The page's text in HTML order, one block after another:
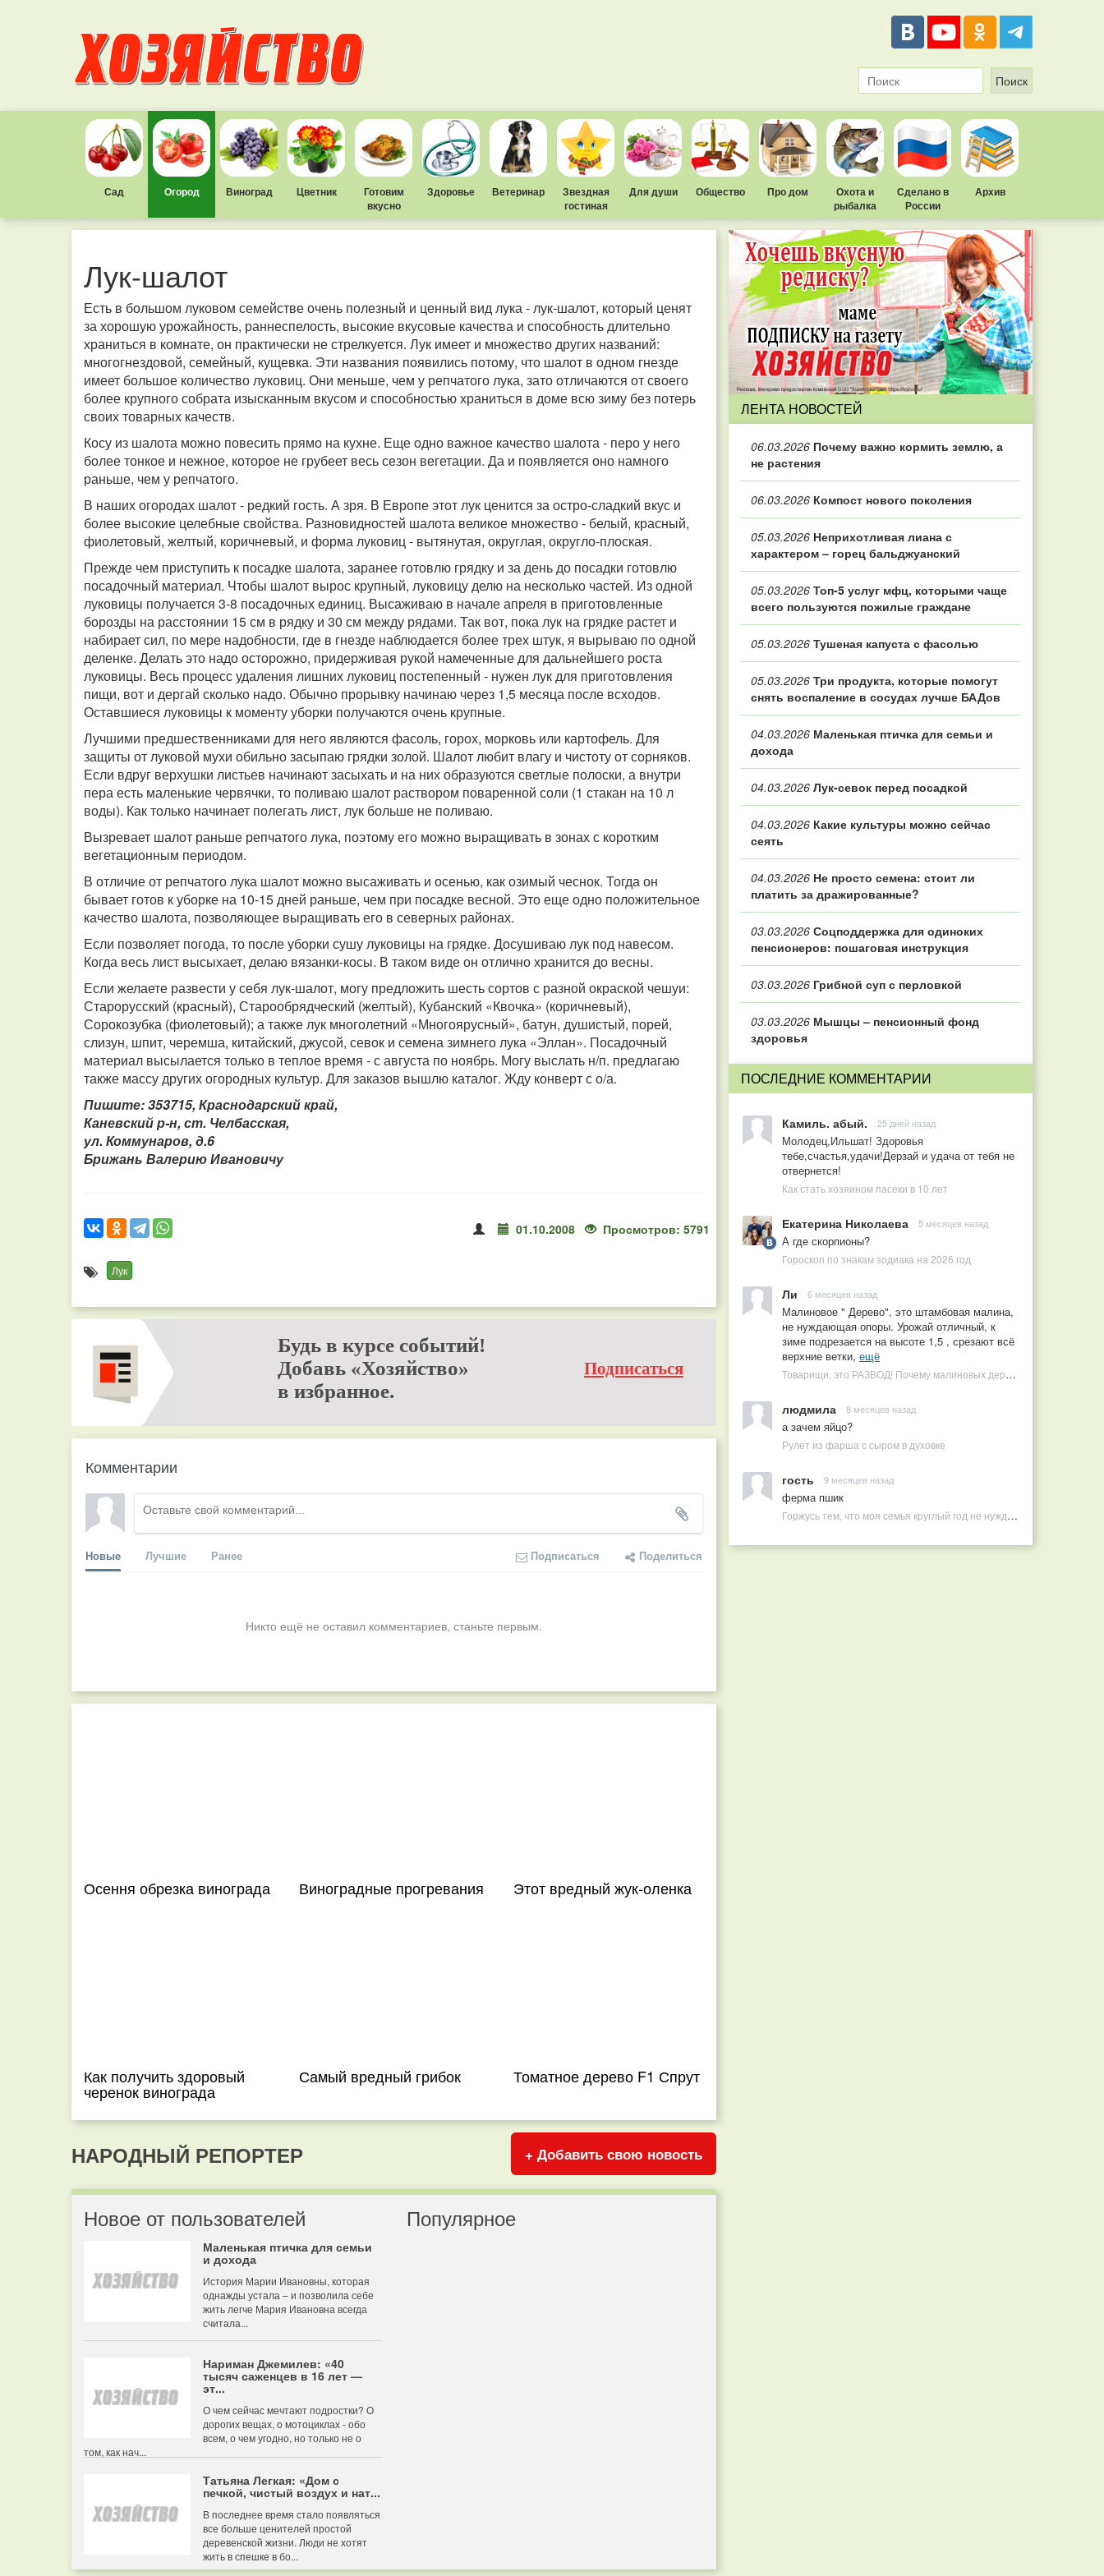
Сад Огород Виноград Цветник
Готовим
вкусно
Здоровье Ветеринар
Звездная
гостиная
Для души Общество Про дом
Охота и
рыбалка
Сделано в
России
Архив
Лук-шалот
Есть в большом луковом семействе очень полезный и ценный вид лука - лук-шалот, который ценят
за хорошую урожайность, раннеспелость, высокие вкусовые качества и способность длительно
храниться в комнате, он практически не стрелкуется. Лук имеет и множество других названий:
многогнездовой, семейный, кущевка. Эти названия появились потому, что шалот в одном гнезде
имеет большое количество луковиц. Они меньше, чем у репчатого лука, зато отличаются от своего
более крупного собрата изысканным вкусом и способностью храниться в доме всю зиму без потерь
своих товарных качеств.
Косу из шалота можно повесить прямо на кухне. Еще одно важное качество шалота - перо у него
более тонкое и нежное, которое не грубеет весь сезон вегетации. Да и появляется оно намного
раньше, чем у репчатого.
В наших огородах шалот - редкий гость. А зря. В Европе этот лук ценится за остро-сладкий вкус и
более высокие целебные свойства. Разновидностей шалота великое множество - белый, красный,
фиолетовый, желтый, коричневый, и форма луковиц - вытянутая, округлая, округло-плоская.
Прежде чем приступить к посадке шалота, заранее готовлю грядку и за день до посадки готовлю
посадочный материал. Чтобы шалот вырос крупный, луковицу делю на несколько частей. Из одной
луковицы получается 3-8 посадочных единиц. Высаживаю в начале апреля в приготовленные
борозды на расстоянии 15 см в рядку и 30 см между рядами. Так вот, пока лук на грядке растет и
набирает сил, по мере надобности, где в гнезде наблюдается более трех штук, я вырываю по одной
деленке. Делать это надо осторожно, придерживая рукой намеченные для дальнейшего роста
луковицы. Весь процесс удаления лишних луковиц постепенный - нужен лук для приготовления
пищи, вот и дергай сколько надо. Обычно прорывку начинаю через 1,5 месяца после всходов.
Оставшиеся луковицы к моменту уборки получаются очень крупные.
Лучшими предшественниками для него являются фасоль, горох, морковь или картофель. Для
защиты от луковой мухи обильно засыпаю грядки золой. Шалот любит влагу и чистоту от сорняков.
Если вдруг верхушки листьев начинают засыхать и на них образуются светлые полоски, а внутри
пера есть маленькие червячки, то поливаю шалот раствором поваренной соли (1 стакан на 10 л
воды). Как только начинает полегать лист, лук больше не поливаю.
Вызревает шалот раньше репчатого лука, поэтому его можно выращивать в зонах с коротким
вегетационным периодом.
В отличие от репчатого лука шалот можно высаживать и осенью, как озимый чеснок. Тогда он
бывает готов к уборке на 10-15 дней раньше, чем при посадке весной. Это еще одно положительное
качество шалота, позволяющее выращивать его в северных районах.
Если позволяет погода, то после уборки сушу луковицы на грядке. Досушиваю лук под навесом.
Когда весь лист высыхает, делаю вязанки-косы. В таком виде он отлично хранится до весны.
Если желаете развести у себя лук-шалот, могу предложить шесть сортов с разной окраской чешуи:
Старорусский (красный), Старообрядческий (желтый), Кубанский «Квочка» (коричневый),
Сорокозубка (фиолетовый); а также лук многолетний «Многоярусный», батун, душистый, порей,
слизун, шпит, черемша, китайский, джусой, севок и семена зимнего лука «Эллан». Посадочный
материал высылается только в теплое время - с августа по ноябрь. Могу выслать н/п. предлагаю
также массу других огородных культур. Для заказов вышлю каталог. Жду конверт с о/а.
Пишите: 353715, Краснодарский край,
Каневский р-н, ст. Челбасская,
ул. Коммунаров, д.6
Брижань Валерию Ивановичу
01.10.2008 Просмотров: 5791
Лук
Будь в курсе событий!
Добавь «Хозяйство»
в избранное.
Подписаться
Комментарии
Новые Лучшие Ранее Подписаться Поделиться
Никто ещё не оставил комментариев, станьте первым.
Осення обрезка винограда Виноградные прогревания Этот вредный жук-оленка
Как получить здоровый
черенок винограда
Самый вредный грибок Томатное дерево F1 Спрут
НАРОДНЫЙ РЕПОРТЕР + Добавить свою новость
Новое от пользователей
Маленькая птичка для семьи
и дохода
История Марии Ивановны, которая
однажды устала – и позволила себе
жить легче Мария Ивановна всегда
считала...
Нариман Джемилев: «40
тысяч саженцев в 16 лет —
эт...
О чем сейчас мечтают подростки? О
дорогих вещах, о мотоциклах - обо
всем, о чем угодно, но только не о
том, как нач...
Татьяна Легкая: «Дом с
печкой, чистый воздух и нат...
В последнее время стало появляться
все больше ценителей простой
деревенской жизни. Люди не хотят
жить в спешке в бо...
Популярное
ЛЕНТА НОВОСТЕЙ
06.03.2026 Почему важно кормить землю, а
не растения
06.03.2026 Компост нового поколения
05.03.2026 Неприхотливая лиана с
характером – горец бальджуанский
05.03.2026 Топ‑5 услуг мфц, которыми чаще
всего пользуются пожилые граждане
05.03.2026 Тушеная капуста с фасолью
05.03.2026 Три продукта, которые помогут
снять воспаление в сосудах лучше БАДов
04.03.2026 Маленькая птичка для семьи и
дохода
04.03.2026 Лук-севок перед посадкой
04.03.2026 Какие культуры можно сейчас
сеять
04.03.2026 Не просто семена: стоит ли
платить за дражированные?
03.03.2026 Соцподдержка для одиноких
пенсионеров: пошаговая инструкция
03.03.2026 Грибной суп с перловкой
03.03.2026 Мышцы – пенсионный фонд
здоровья
ПОСЛЕДНИЕ КОММЕНТАРИИ
Камиль. абый. 25 дней назад
Молодец,Ильшат! Здоровья
тебе,счастья,удачи!Дерзай и удача от тебя не
отвернется!
Как стать хозяином пасеки в 10 лет
Екатерина Николаева 5 месяцев назад
А где скорпионы?
Гороскоп по знакам зодиака на 2026 год
Ли 6 месяцев назад
Малиновое " Дерево", это штамбовая малина,
не нуждающая опоры. Урожай отличный, к
зиме подрезается на высоте 1,5 , срезают всё
верхние ветки, ещё
Товарищи, это РАЗВОД! Почему малиновых деревьев не бывает, или Как ушлые продавцы наживаются на мечтах садоводов
людмила 8 месяцев назад
а зачем яйцо?
Рулет из фарша с сыром в духовке
гость 9 месяцев назад
ферма пшик
Горжусь тем, что моя семья круглый год не нуждается в покупных витаминах